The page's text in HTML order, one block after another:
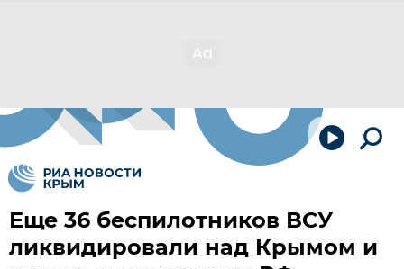
Еще 36 беспилотников ВСУ
ликвидировали над Крымом и